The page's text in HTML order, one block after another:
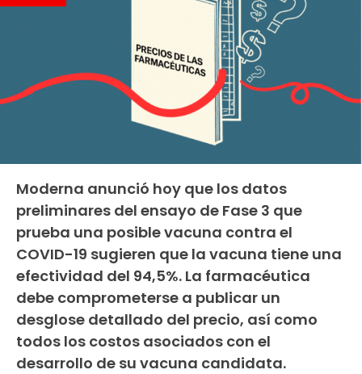
Moderna anunció hoy que los datos
preliminares del ensayo de Fase 3 que
prueba una posible vacuna contra el
COVID-19 sugieren que la vacuna tiene una
efectividad del 94,5%. La farmacéutica
debe comprometerse a publicar un
desglose detallado del precio, así como
todos los costos asociados con el
desarrollo de su vacuna candidata.